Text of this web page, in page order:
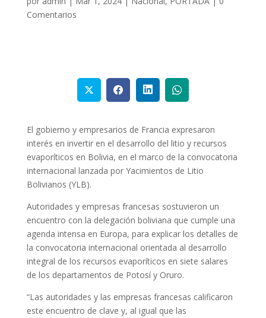
Comentarios
El gobierno y empresarios de Francia expresaron
interés en invertir en el desarrollo del litio y recursos
evaporíticos en Bolivia, en el marco de la convocatoria
internacional lanzada por Yacimientos de Litio
Bolivianos (YLB).
Autoridades y empresas francesas sostuvieron un
encuentro con la delegación boliviana que cumple una
agenda intensa en Europa, para explicar los detalles de
la convocatoria internacional orientada al desarrollo
integral de los recursos evaporíticos en siete salares
de los departamentos de Potosí y Oruro.
“Las autoridades y las empresas francesas calificaron
este encuentro de clave y, al igual que las